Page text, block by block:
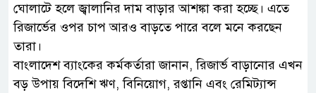
ঘোলাটে হলে জ্বালানির দাম বাড়ার আশঙ্কা করা হচ্ছে। এতে
রিজার্ভের ওপর চাপ আরও বাড়তে পারে বলে মনে করছেন
তারা।
বাংলাদেশ ব্যাংকের কর্মকর্তারা জানান, রিজার্ভ বাড়ানোর এখন
বড় উপায় বিদেশি ঋণ, বিনিয়োগ, রপ্তানি এবং রেমিট্যান্স